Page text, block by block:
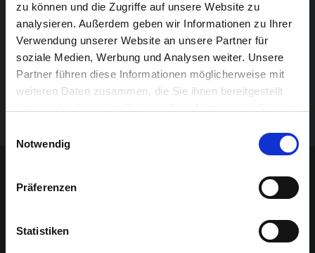
zu können und die Zugriffe auf unsere Website zu
analysieren. Außerdem geben wir Informationen zu Ihrer
Verwendung unserer Website an unsere Partner für
soziale Medien, Werbung und Analysen weiter. Unsere
Partner führen diese Informationen möglicherweise mit
weiteren Daten zusammen, die Sie ihnen bereitgestellt
Notwendig
Präferenzen
Statistiken
Awards‘. Im Jahr 2022 veröffentlichte er sein
Debütalbum: „DOUBLE DARE“ (Zennez Records),
zusammen mit dem Grammy-nominierten New Yorker
Gitarristen Gary Lucas, bekannt für seine
Zusammenarbeit mit Jeff Buckley und Captain
Beefheart.
Details
Was müssen Sie wissen, um sich auf Ihren Besuch